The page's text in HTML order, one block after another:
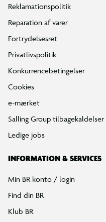
Reklamationspolitik
Reparation af varer
Fortrydelsesret
Privatlivspolitik
Konkurrencebetingelser
Cookies
e-mærket
Salling Group tilbagekaldelser
Ledige jobs
INFORMATION & SERVICES
Min BR konto / login
Find din BR
Klub BR